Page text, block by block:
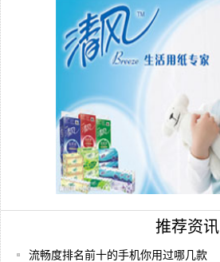
三星S8售价或超越苹果 史上最贵S系手机
推荐资讯
流畅度排名前十的手机你用过哪几款